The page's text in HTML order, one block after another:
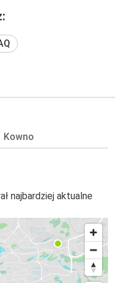
Kowno
najbardziej aktualne